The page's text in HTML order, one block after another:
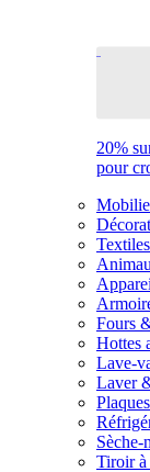
20%
pour
Fours
Hottes
Lave-
Laver
Sèche-
Tiroir